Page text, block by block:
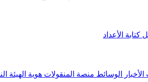
كتابة الأعداد
الأخبار الوسائط منصة المنقولات هوية الهيئة